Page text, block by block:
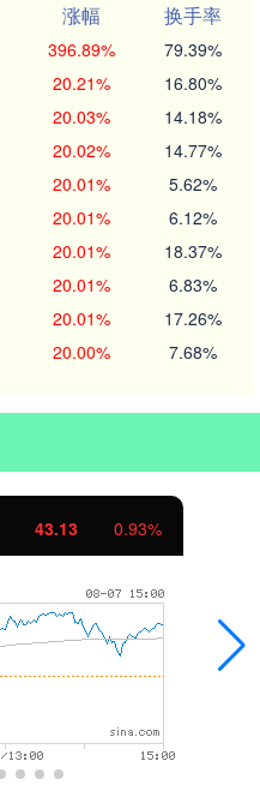
涨幅
换手率
396.89% 79.39%
20.21% 16.80%
20.03% 14.18%
20.02% 14.77%
20.01% 5.62%
20.01% 6.12%
20.01% 18.37%
20.01% 6.83%
20.01% 17.26%
20.00% 7.68%
11.37 1.01%